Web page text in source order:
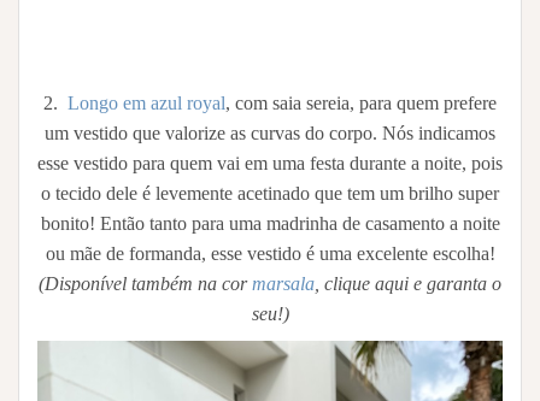
2. Longo em azul royal, com saia sereia, para quem prefere
um vestido que valorize as curvas do corpo. Nós indicamos
esse vestido para quem vai em uma festa durante a noite, pois
o tecido dele é levemente acetinado que tem um brilho super
bonito! Então tanto para uma madrinha de casamento a noite
ou mãe de formanda, esse vestido é uma excelente escolha!
(Disponível também na cormarsala, clique aqui e garanta o
seu!)